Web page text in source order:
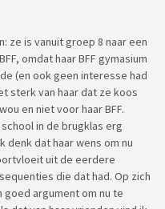
ze is vanuit groep 8 naar een
omdat haar BFF gymasium
(en ook geen interesse had
sterk van haar dat ze koos
en niet voor haar BFF.
in de brugklas erg
denk dat haar wens om nu
uit de eerdere
die dat had. Op zich
argument om nu te